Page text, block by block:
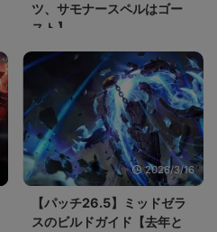
ツ、サモナースペルはゴー
スト】
2026/3/16
【パッチ26.5】ミッドゼラ
スのビルドガイド【去年と